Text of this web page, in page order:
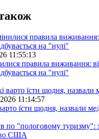
11:55:13
правила виживання:
на "нулі"
11:14:57
їсти щодня, назвали